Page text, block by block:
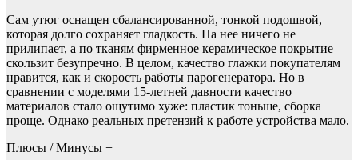
Сам утюг оснащен сбалансированной, тонкой подошвой,
которая долго сохраняет гладкость. На нее ничего не
прилипает, а по тканям фирменное керамическое покрытие
скользит безупречно. В целом, качество глажки покупателям
нравится, как и скорость работы парогенератора. Но в
сравнении с моделями 15-летней давности качество
материалов стало ощутимо хуже: пластик тоньше, сборка
проще. Однако реальных претензий к работе устройства мало.
Плюсы / Минусы +